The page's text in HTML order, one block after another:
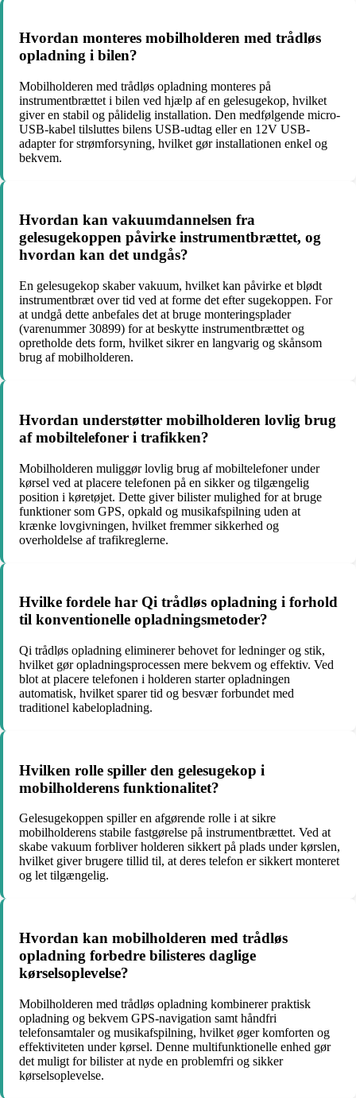
Hvordan monteres mobilholderen med trådløs
opladning i bilen?
Mobilholderen med trådløs opladning monteres på
instrumentbrættet i bilen ved hjælp af en gelesugekop, hvilket
giver en stabil og pålidelig installation. Den medfølgende micro-
USB-kabel tilsluttes bilens USB-udtag eller en 12V USB-
adapter for strømforsyning, hvilket gør installationen enkel og
bekvem.
Hvordan kan vakuumdannelsen fra
gelesugekoppen påvirke instrumentbrættet, og
hvordan kan det undgås?
En gelesugekop skaber vakuum, hvilket kan påvirke et blødt
instrumentbræt over tid ved at forme det efter sugekoppen. For
at undgå dette anbefales det at bruge monteringsplader
(varenummer 30899) for at beskytte instrumentbrættet og
opretholde dets form, hvilket sikrer en langvarig og skånsom
brug af mobilholderen.
Hvordan understøtter mobilholderen lovlig brug
af mobiltelefoner i trafikken?
Mobilholderen muliggør lovlig brug af mobiltelefoner under
kørsel ved at placere telefonen på en sikker og tilgængelig
position i køretøjet. Dette giver bilister mulighed for at bruge
funktioner som GPS, opkald og musikafspilning uden at
krænke lovgivningen, hvilket fremmer sikkerhed og
overholdelse af trafikreglerne.
Hvilke fordele har Qi trådløs opladning i forhold
til konventionelle opladningsmetoder?
Qi trådløs opladning eliminerer behovet for ledninger og stik,
hvilket gør opladningsprocessen mere bekvem og effektiv. Ved
blot at placere telefonen i holderen starter opladningen
automatisk, hvilket sparer tid og besvær forbundet med
traditionel kabelopladning.
Hvilken rolle spiller den gelesugekop i
mobilholderens funktionalitet?
Gelesugekoppen spiller en afgørende rolle i at sikre
mobilholderens stabile fastgørelse på instrumentbrættet. Ved at
skabe vakuum forbliver holderen sikkert på plads under kørslen,
hvilket giver brugere tillid til, at deres telefon er sikkert monteret
og let tilgængelig.
Hvordan kan mobilholderen med trådløs
opladning forbedre bilisteres daglige
kørselsoplevelse?
Mobilholderen med trådløs opladning kombinerer praktisk
opladning og bekvem GPS-navigation samt håndfri
telefonsamtaler og musikafspilning, hvilket øger komforten og
effektiviteten under kørsel. Denne multifunktionelle enhed gør
det muligt for bilister at nyde en problemfri og sikker
kørselsoplevelse.